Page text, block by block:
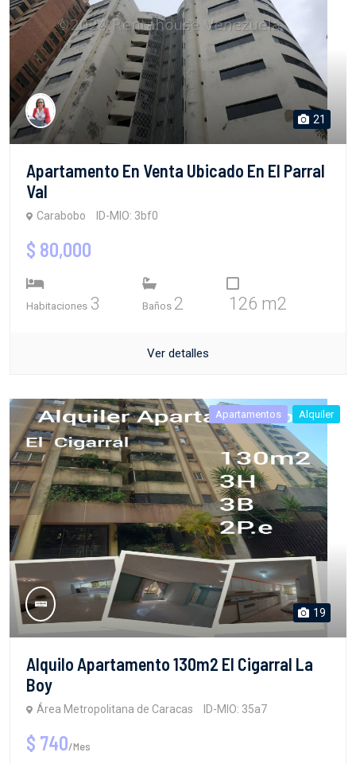
21
Apartamento En Venta Ubicado En El Parral
Val
Carabobo ID-MIO: 3bf0
$ 80,000
Habitaciones 3 Baños 2 126 m2
Ver detalles
Apartamentos Alquiler
19
Alquilo Apartamento 130m2 El Cigarral La
Boy
Área Metropolitana de Caracas ID-MIO: 35a7
$ 740/Mes